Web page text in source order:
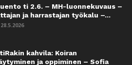
ti 2.6. – MH-luonnekuvaus –
ja harrastajan työkalu –...
28.5.2026
kahvila: Koiran
ja oppiminen – Sofia